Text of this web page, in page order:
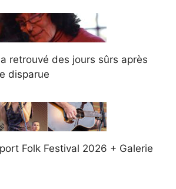
retrouvé des jours sûrs après
disparue
Folk Festival 2026 + Galerie